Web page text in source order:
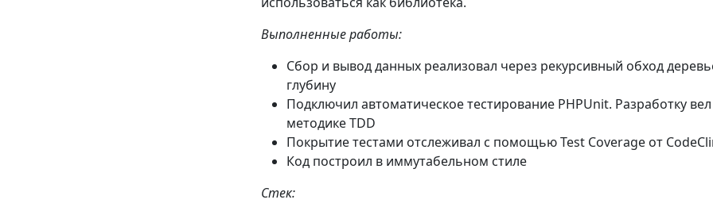
Выполненные работы:
Сбор и вывод данных реализовал через рекурсивный обход
глубину
Подключил автоматическое тестирование PHPUnit. Разработку
методике TDD
Покрытие тестами отслеживал с помощью Test Coverage от
Код построил в иммутабельном стиле
Стек: